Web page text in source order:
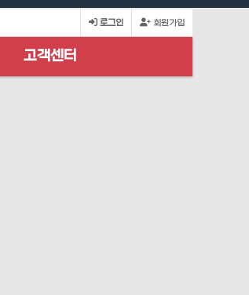
회원가입
로그인
고객센터